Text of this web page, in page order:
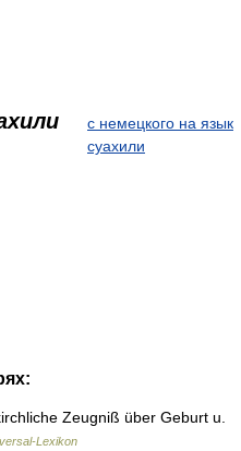
с немецкого на язык
суахили
Zeugniß über Geburt u.
Lexikon